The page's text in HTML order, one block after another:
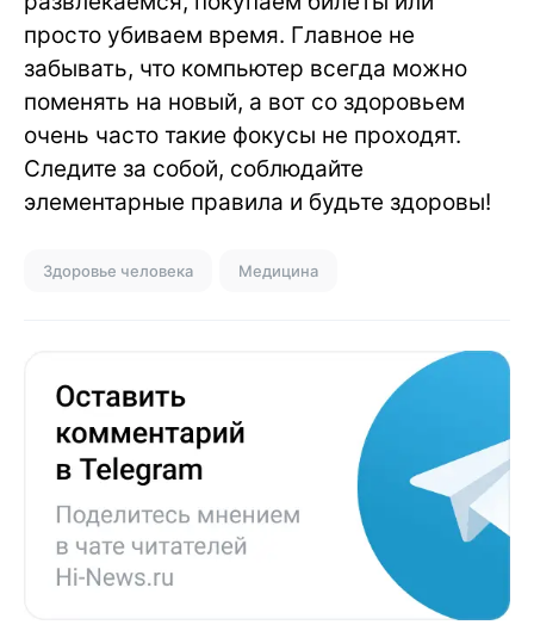
просто убиваем время. Главное не
забывать, что компьютер всегда можно
поменять на новый, а вот со здоровьем
очень часто такие фокусы не проходят.
Следите за собой, соблюдайте
элементарные правила и будьте здоровы!
Здоровье человека Медицина